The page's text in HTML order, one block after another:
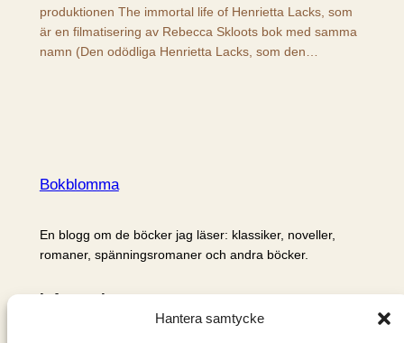
Hantera samtycke
produktionen The immortal life of Henrietta Lacks, som
är en filmatisering av Rebecca Skloots bok med samma
namn (Den odödliga Henrietta Lacks, som den…
Bokblomma
En blogg om de böcker jag läser: klassiker, noveller,
romaner, spänningsromaner och andra böcker.
Information